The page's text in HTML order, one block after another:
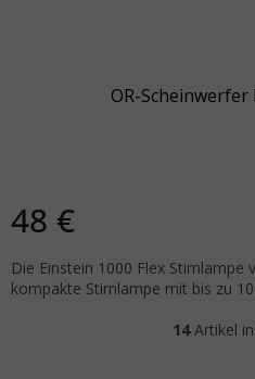
OR-Scheinwerfer
48 €
Die Einstein 1000 Flex Stirnlampe
kompakte Stirnlampe mit bis zu
14Artikel